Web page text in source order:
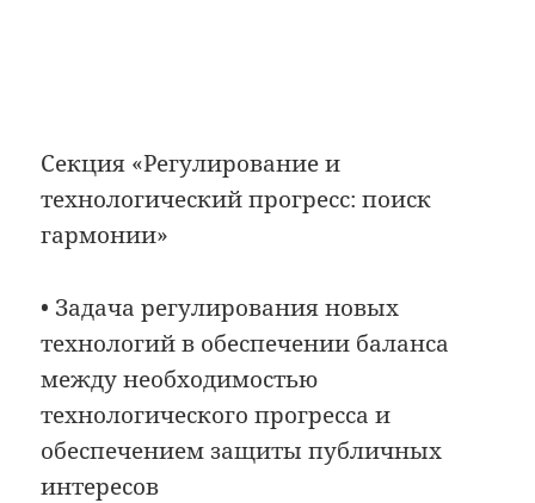
Секция «Регулирование и
технологический прогресс: поиск
гармонии»
• Задача регулирования новых
технологий в обеспечении баланса
между необходимостью
технологического прогресса и
обеспечением защиты публичных
интересов